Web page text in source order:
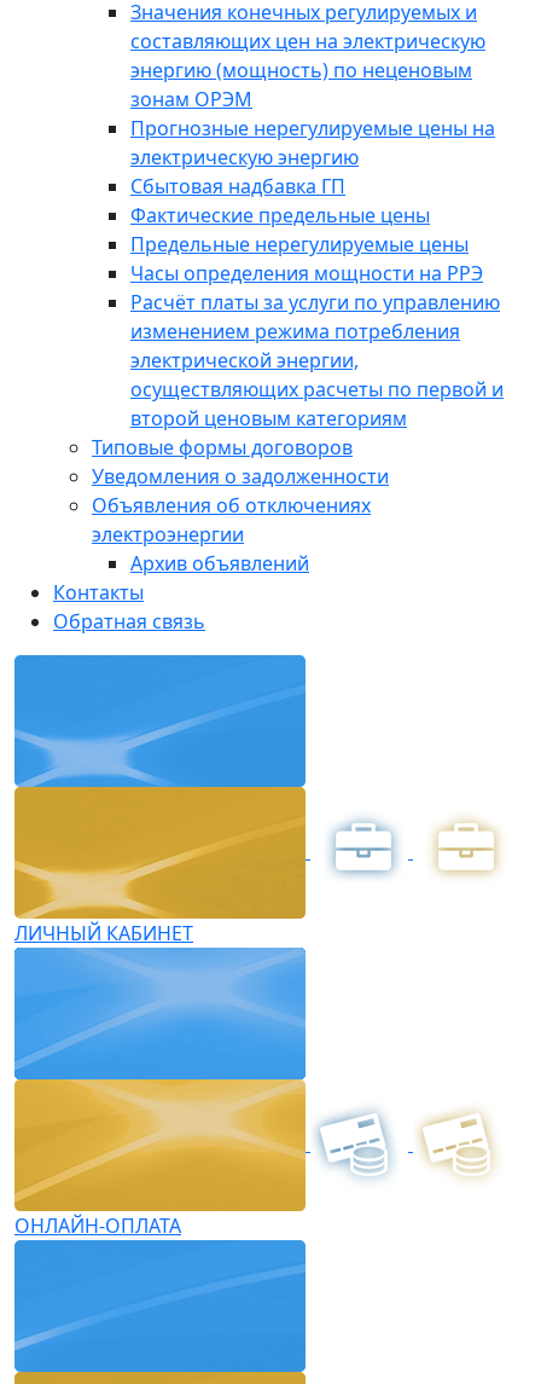
Значения конечных регулируемых и
составляющих цен на электрическую
энергию (мощность) по неценовым
зонам ОРЭМ
Прогнозные нерегулируемые цены на
электрическую энергию
Сбытовая надбавка ГП
Фактические предельные цены
Предельные нерегулируемые цены
Часы определения мощности на РРЭ
Расчёт платы за услуги по управлению
изменением режима потребления
электрической энергии,
осуществляющих расчеты по первой и
второй ценовым категориям
Типовые формы договоров
Уведомления о задолженности
Объявления об отключениях
электроэнергии
Архив объявлений
Контакты
Обратная связь
ЛИЧНЫЙ КАБИНЕТ
ОНЛАЙН-ОПЛАТА